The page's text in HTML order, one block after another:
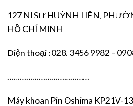
127 NI SƯ HUỲNH LIÊN,
HỒ CHÍ MINH
Điện thoại : 028. 3456 9982 –
…………………………………
Máy khoan Pin Oshima KP21V-